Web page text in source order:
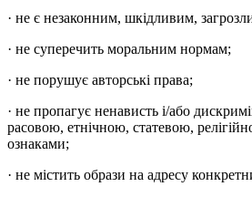
· не є незаконним, шкідливим,
· не суперечить моральним нормам;
· не порушує авторські права;
· не пропагує ненависть і/або
расовою, етнічною, статевою,
ознаками;
· не містить образи на адресу